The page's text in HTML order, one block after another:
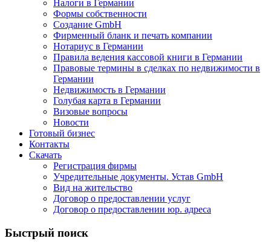
Налоги в Германии
Формы собственности
Создание GmbH
Фирменный бланк и печать компании
Нотариус в Германии
Правила ведения кассовой книги в Германии
Правовые термины в сделках по недвижимости в
Германии
Недвижимость в Германии
Голубая карта в Германии
Визовые вопросы
Новости
Готовый бизнес
Контакты
Скачать
Регистрация фирмы
Учредительные документы. Устав GmbH
Вид на жительство
Договор о предоставлении услуг
Договор о предоставлении юр. адреса
Быстрый поиск